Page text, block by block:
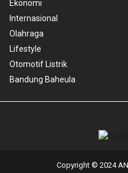
Ekonomi
Internasional
Olahraga
Lifestyle
Otomotif Listrik
Bandung Baheula
Copyright © 2024